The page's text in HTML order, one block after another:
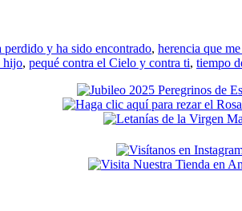
perdido y ha sido encontrado, herencia que
hijo, pequé contra el Cielo y contra ti, tiempo